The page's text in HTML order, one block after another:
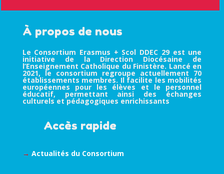
À propos de nous
Le Consortium Erasmus + Scol DDEC 29 est une
initiative de la Direction Diocésaine de
l’Enseignement Catholique du Finistère. Lancé en
2021, le consortium regroupe actuellement 70
établissements membres. Il facilite les mobilités
européennes pour les élèves et le personnel
éducatif, permettant ainsi des échanges
culturels et pédagogiques enrichissants
Accès rapide
→ Actualités du Consortium